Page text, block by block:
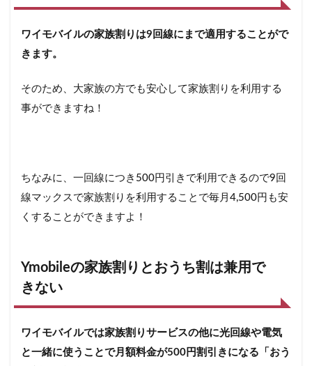
ワイモバイルの家族割りは9回線にまで適用することがで
きます。
そのため、大家族の方でも安心して家族割りを利用する
事ができますね！
ちなみに、一回線につき500円引きで利用できるので9回
線マックスで家族割りを利用することで毎月4,500円も安
くすることができますよ！
Ymobileの家族割りとおうち割は兼用で
きない
ワイモバイルでは家族割りサービスの他に光回線や電気
と一緒に使うことで月額料金が500円割引きになる「おう